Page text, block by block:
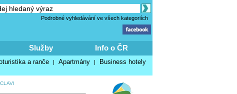
Podrobné vyhledávání ve všech kategoriích
Služby Info o ČR
a ranče | Apartmány | Business hotely